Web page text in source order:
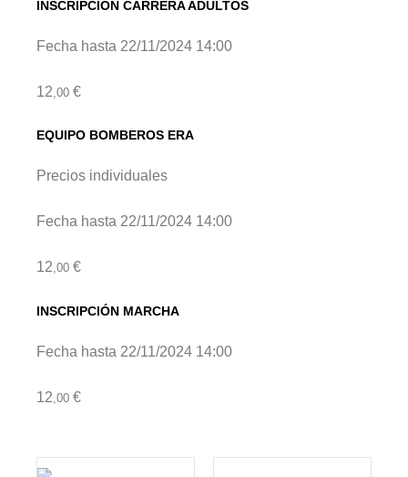
INSCRIPCIÓN CARRERA ADULTOS
Fecha hasta 22/11/2024 14:00
12 ,00 €
EQUIPO BOMBEROS ERA
Precios individuales
Fecha hasta 22/11/2024 14:00
12,00 €
INSCRIPCIÓN MARCHA
Fecha hasta 22/11/2024 14:00
12 ,00 €